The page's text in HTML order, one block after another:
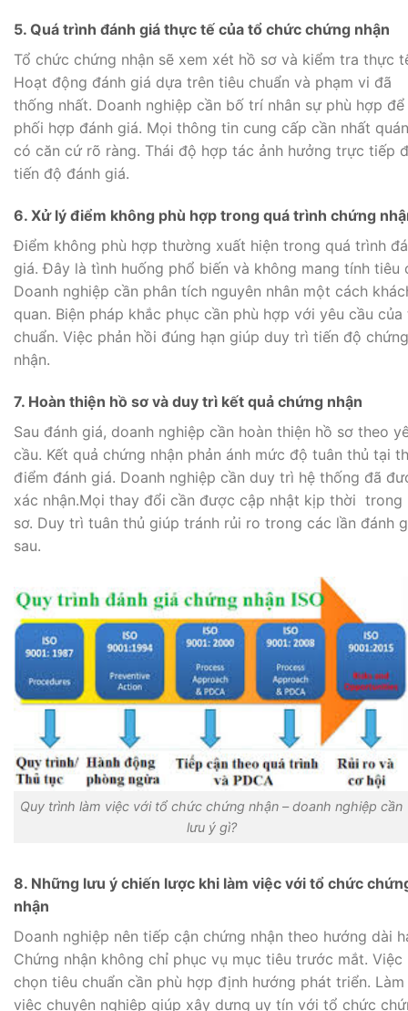
5. Quá trình đánh giá thực tế của tổ chức chứng nhận
Tổ chức chứng nhận sẽ xem xét hồ sơ và kiểm tra thực
Hoạt động đánh giá dựa trên tiêu chuẩn và phạm vi đã
thống nhất. Doanh nghiệp cần bố trí nhân sự phù hợp để
phối hợp đánh giá. Mọi thông tin cung cấp cần nhất
có căn cứ rõ ràng. Thái độ hợp tác ảnh hưởng trực tiếp
tiến độ đánh giá.
6. Xử lý điểm không phù hợp trong quá trình chứng
Điểm không phù hợp thường xuất hiện trong quá trình
giá. Đây là tình huống phổ biến và không mang tính tiêu
Doanh nghiệp cần phân tích nguyên nhân một cách
quan. Biện pháp khắc phục cần phù hợp với yêu cầu của
chuẩn. Việc phản hồi đúng hạn giúp duy trì tiến độ chứng
nhận.
7. Hoàn thiện hồ sơ và duy trì kết quả chứng nhận
Sau đánh giá, doanh nghiệp cần hoàn thiện hồ sơ theo
cầu. Kết quả chứng nhận phản ánh mức độ tuân thủ tại
điểm đánh giá. Doanh nghiệp cần duy trì hệ thống đã
xác nhận.Mọi thay đổi cần được cập nhật kịp thời trong
sơ. Duy trì tuân thủ giúp tránh rủi ro trong các lần đánh
sau.
Quy trình làm việc với tổ chức chứng nhận – doanh nghiệp cần
lưu ý gì?
8. Những lưu ý chiến lược khi làm việc với tổ chức
nhận
Doanh nghiệp nên tiếp cận chứng nhận theo hướng dài
Chứng nhận không chỉ phục vụ mục tiêu trước mắt. Việc
chọn tiêu chuẩn cần phù hợp định hướng phát triển. Làm
việc chuyên nghiệp giúp xây dựng uy tín với tổ chức